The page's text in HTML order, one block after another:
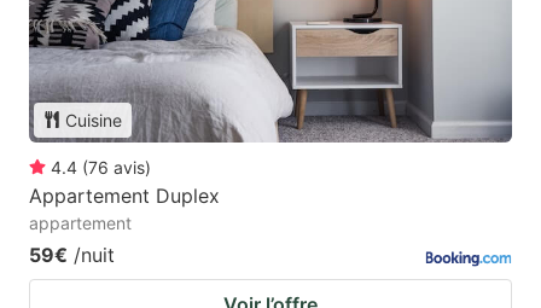
Cuisine
4.4 (76 avis)
Appartement Duplex
appartement
59€ /nuit